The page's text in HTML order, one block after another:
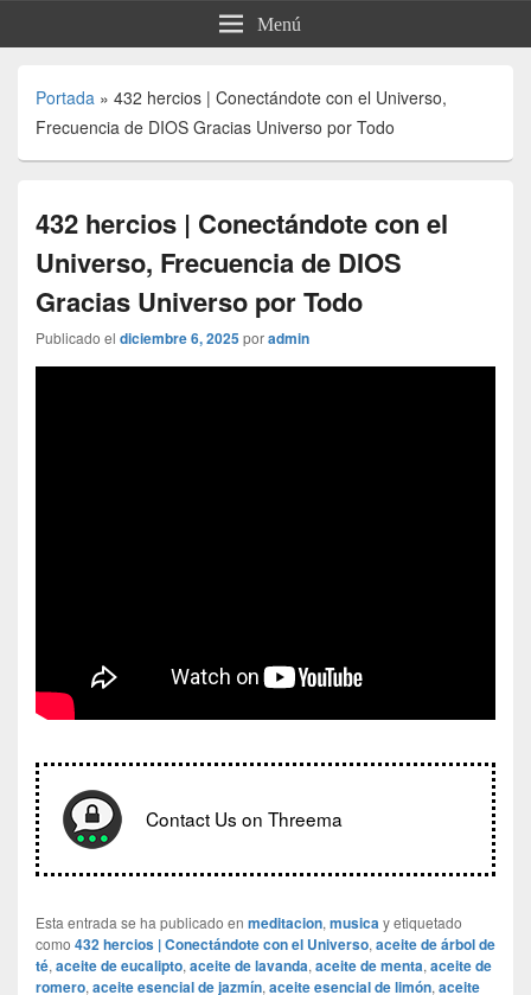
Menú
Portada » 432 hercios | Conectándote con el Universo,
Frecuencia de DIOS Gracias Universo por Todo
432 hercios | Conectándote con el
Universo, Frecuencia de DIOS
Gracias Universo por Todo
Publicado el diciembre 6, 2025poradmin
Contact Us on Threema
Esta entrada se ha publicado en meditacion, musicay etiquetado
como 432 hercios | Conectándote con el Universo, aceite de árbol de
té, aceite de eucalipto, aceite de lavanda, aceite de menta, aceite de
romero, aceite esencial de jazmín, aceite esencial de limón, aceite